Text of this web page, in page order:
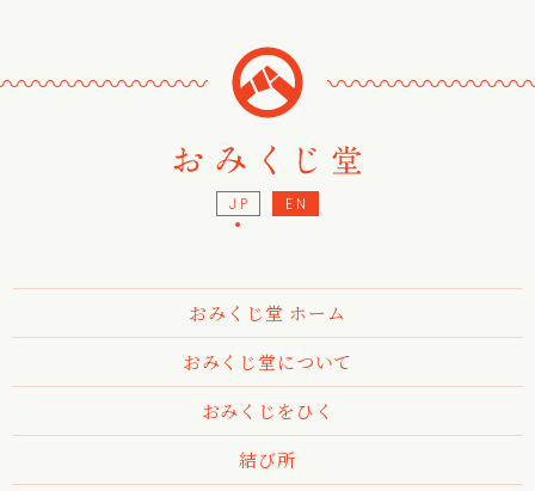
〰〰〰〰〰〰〰 〰〰〰〰〰〰〰
JP EN
おみくじ堂 ホーム
おみくじ堂について
おみくじをひく
結び所